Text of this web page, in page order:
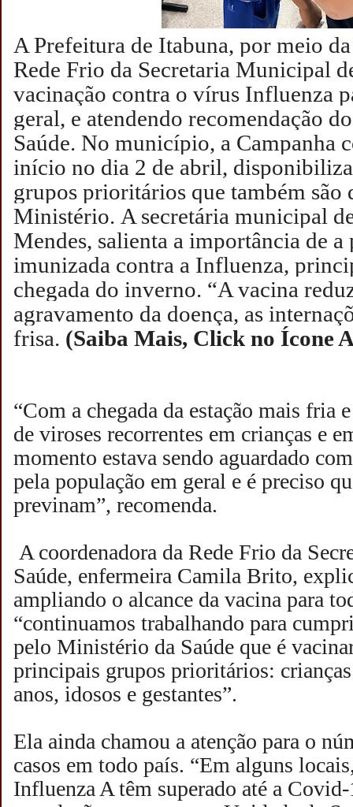
A Prefeitura de Itabuna, por meio
Rede Frio da Secretaria Municipal
vacinação contra o vírus Influenza
geral, e atendendo recomendação
Saúde. No município, a Campanha
início no dia 2 de abril,
grupos prioritários que também são
Ministério. A secretária municipal
Mendes, salienta a importância de a
imunizada contra a Influenza,
chegada do inverno. “A vacina
agravamento da doença, as
frisa. (Saiba Mais, Click no Ícone
“Com a chegada da estação mais fria
de viroses recorrentes em crianças e
momento estava sendo aguardado
pela população em geral e é preciso
previnam”, recomenda.
A coordenadora da Rede Frio da
Saúde, enfermeira Camila Brito,
ampliando o alcance da vacina para
“continuamos trabalhando para
pelo Ministério da Saúde que é
principais grupos prioritários: crianças
anos, idosos e gestantes”.
Ela ainda chamou a atenção para o
casos em todo país. “Em alguns
Influenza A têm superado até a